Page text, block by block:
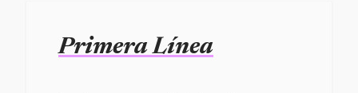
Primera Línea